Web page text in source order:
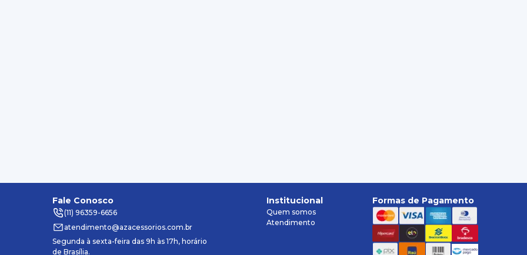
Fale Conosco
(11) 96359-6656
atendimento@azacessorios.com.br
Segunda à sexta-feira das 9h às 17h, horário
de Brasília.
Institucional
Quem somos
Atendimento
Formas de Pagamento